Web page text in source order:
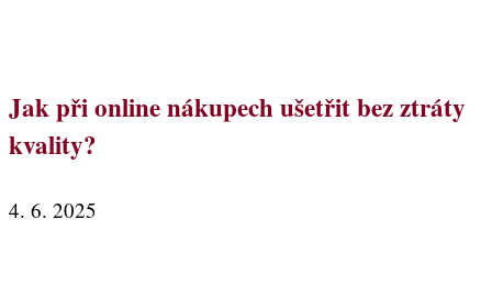
Jak při online nákupech ušetřit bez ztráty
kvality?
4. 6. 2025